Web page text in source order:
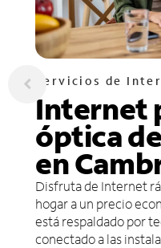
Servicios de
Internet
óptica
en
Disfruta de Internet
hogar a un precio
está respaldado por
conectado a las